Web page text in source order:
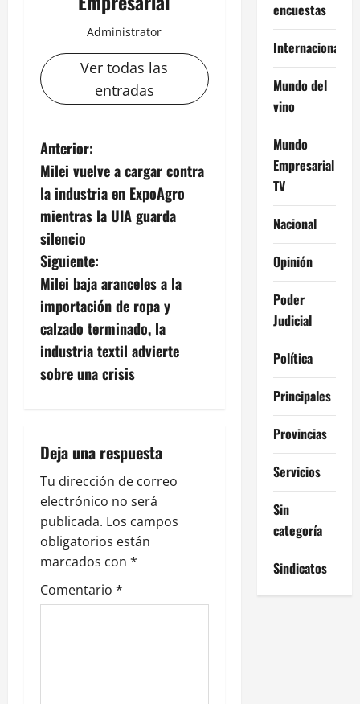
Administrator
Ver todas las
entradas
N
a
v
e
g
a
c
i
n
d
e
e
n
Anterior:
Milei vuelve a cargar contra
la industria en ExpoAgro
mientras la UIA guarda
silencio
Siguiente:
Milei baja aranceles a la
importación de ropa y
calzado terminado, la
industria textil advierte
sobre una crisis
Deja una respuesta
Tu dirección de correo
electrónico no será
publicada. Los campos
obligatorios están
marcados con *
Comentario *
encuestas
Internacional
Mundo del
vino
Mundo
Empresarial
TV
Nacional
Opinión
Poder
Judicial
Política
Principales
Provincias
Servicios
Sin
categoría
Sindicatos